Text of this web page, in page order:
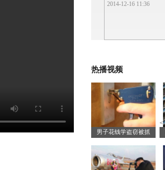
2014-12-16 11:36
热播视频
男子花钱学盗窃被抓
<